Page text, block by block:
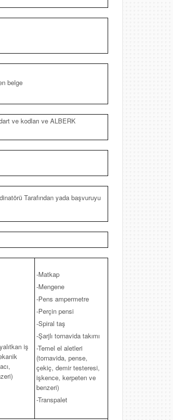
belge
ve kodları ve ALBERK
Tarafından yada başvuruyu
iş
-Matkap
-Mengene
-Pens ampermetre
-Perçin pensi
-Spiral taş
-Şarjlı tornavida takımı
-Temel el aletleri
(tornavida, pense,
çekiç, demir testeresi,
işkence, kerpeten ve
benzeri)
-Transpalet